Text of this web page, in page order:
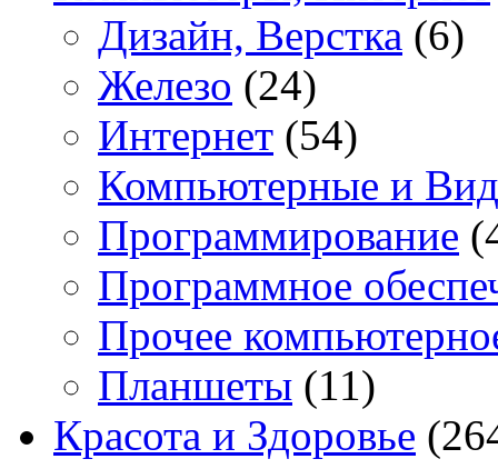
Дизайн, Верстка (6)
Железо (24)
Интернет (54)
Компьютерные и
Программирование
Программное
Прочее
Планшеты (11)
Красота и Здоровье